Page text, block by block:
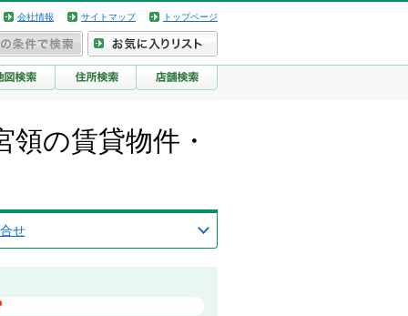
会社情報 サイトマップ トップページ
の賃貸物件・
せ